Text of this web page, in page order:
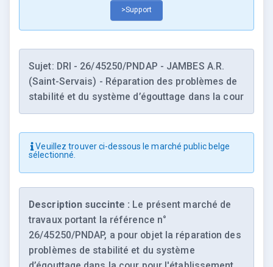
>Support
Sujet: DRI - 26/45250/PNDAP - JAMBES A.R.
(Saint-Servais) - Réparation des problèmes de
stabilité et du système d’égouttage dans la cour
Veuillez trouver ci-dessous le marché public belge
sélectionné.
Description succinte : Le présent marché de
travaux portant la référence n°
26/45250/PNDAP, a pour objet la réparation des
problèmes de stabilité et du système